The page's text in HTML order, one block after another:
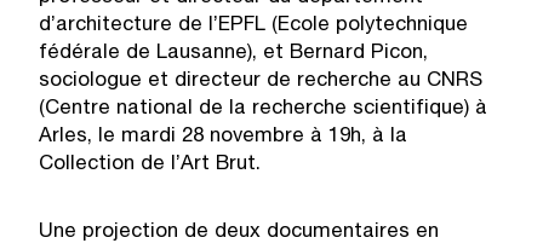
d’architecture de l’EPFL (Ecole polytechnique
fédérale de Lausanne), et Bernard Picon,
sociologue et directeur de recherche au CNRS
(Centre national de la recherche scientifique) à
Arles, le mardi 28 novembre à 19h, à la
Collection de l’Art Brut.
Une projection de deux documentaires en